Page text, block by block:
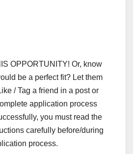
OPPORTUNITY! Or, know
be a perfect fit? Let them
/ Tag a friend in a post or
application process
you must read the
carefully before/during
process.